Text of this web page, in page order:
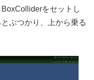
をセットし
ぶつかり、上から乗る